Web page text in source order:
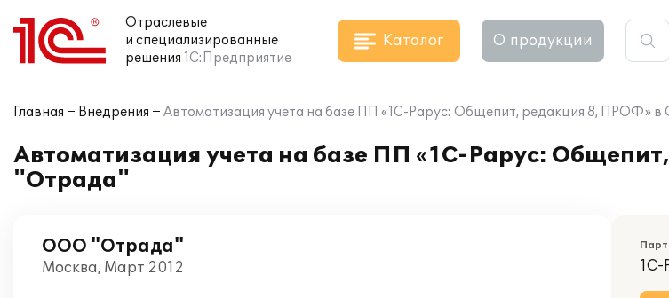
Отраслевые
и специализированные
решения 1С:Предприятие
Каталог О продукции
Главная Внедрения Автоматизация учета на базе ПП «1C-Рарус: Общепит, редакция 8, ПРОФ»
Автоматизация учета на базе ПП «1C-Рарус:
"Отрада"
ООО "Отрада"
Москва, Март 2012 1С-